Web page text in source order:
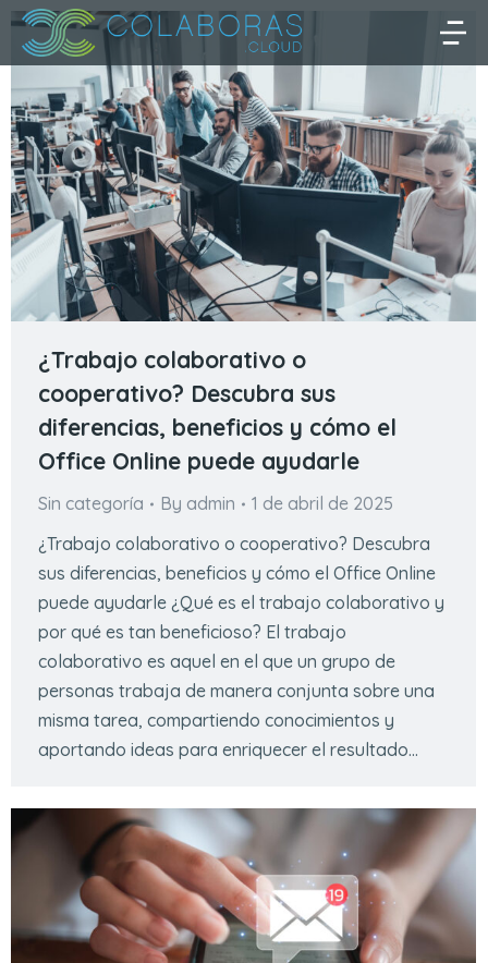
¿Trabajo colaborativo o
cooperativo? Descubra sus
diferencias, beneficios y cómo el
Office Online puede ayudarle
Sin categoría By admin
1 de abril de 2025
¿Trabajo colaborativo o cooperativo? Descubra
sus diferencias, beneficios y cómo el Office Online
puede ayudarle ¿Qué es el trabajo colaborativo y
por qué es tan beneficioso? El trabajo
colaborativo es aquel en el que un grupo de
personas trabaja de manera conjunta sobre una
misma tarea, compartiendo conocimientos y
aportando ideas para enriquecer el resultado…